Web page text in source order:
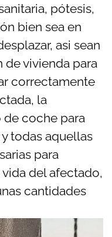
pótesis,
bien sea en
asi sean
de vivienda para
correctamente
la
coche para
todas aquellas
para
del afectado,
cantidades